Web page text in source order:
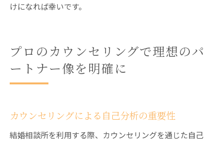
けになれば幸いです。
プロのカウンセリングで理想のパ
ートナー像を明確に
カウンセリングによる自己分析の重要性
結婚相談所を利用する際、カウンセリングを通じた自己